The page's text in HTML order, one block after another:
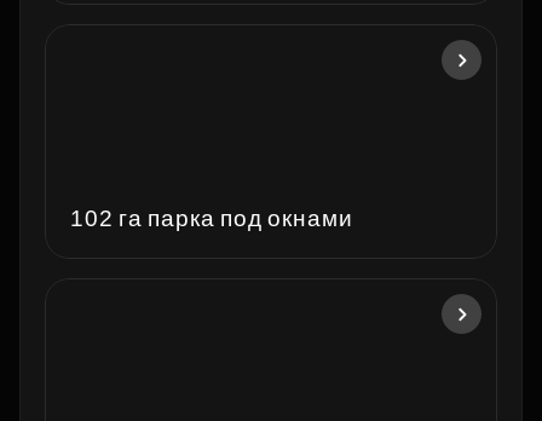
102 га парка под окнами